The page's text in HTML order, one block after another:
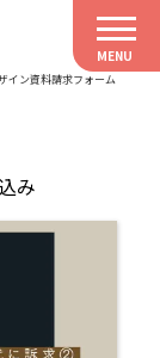
イン資料請求フォーム
み